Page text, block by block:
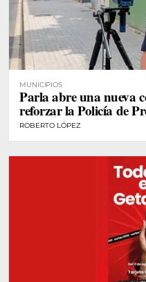
MUNICIPIOS
Parla abre una nueva
reforzar la Policía de
ROBERTO LÓPEZ